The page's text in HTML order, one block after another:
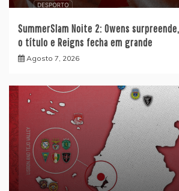
SummerSlam Noite 2: Owens
o título e Reigns fecha em grande
Agosto 7, 2026